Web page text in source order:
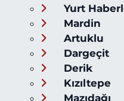
Yurt
Mardin
Artuklu
Dargeçit
Derik
Kızıltepe
Mazıdağı